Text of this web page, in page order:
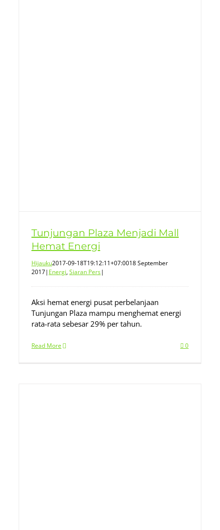
Tunjungan Plaza Menjadi Mall
Hemat Energi
Hijauku2017-09-18T19:12:11+07:0018 September
2017| Energi,Siaran Pers|
Aksi hemat energi pusat perbelanjaan
Tunjungan Plaza mampu menghemat energi
rata-rata sebesar 29% per tahun.
Read More 0